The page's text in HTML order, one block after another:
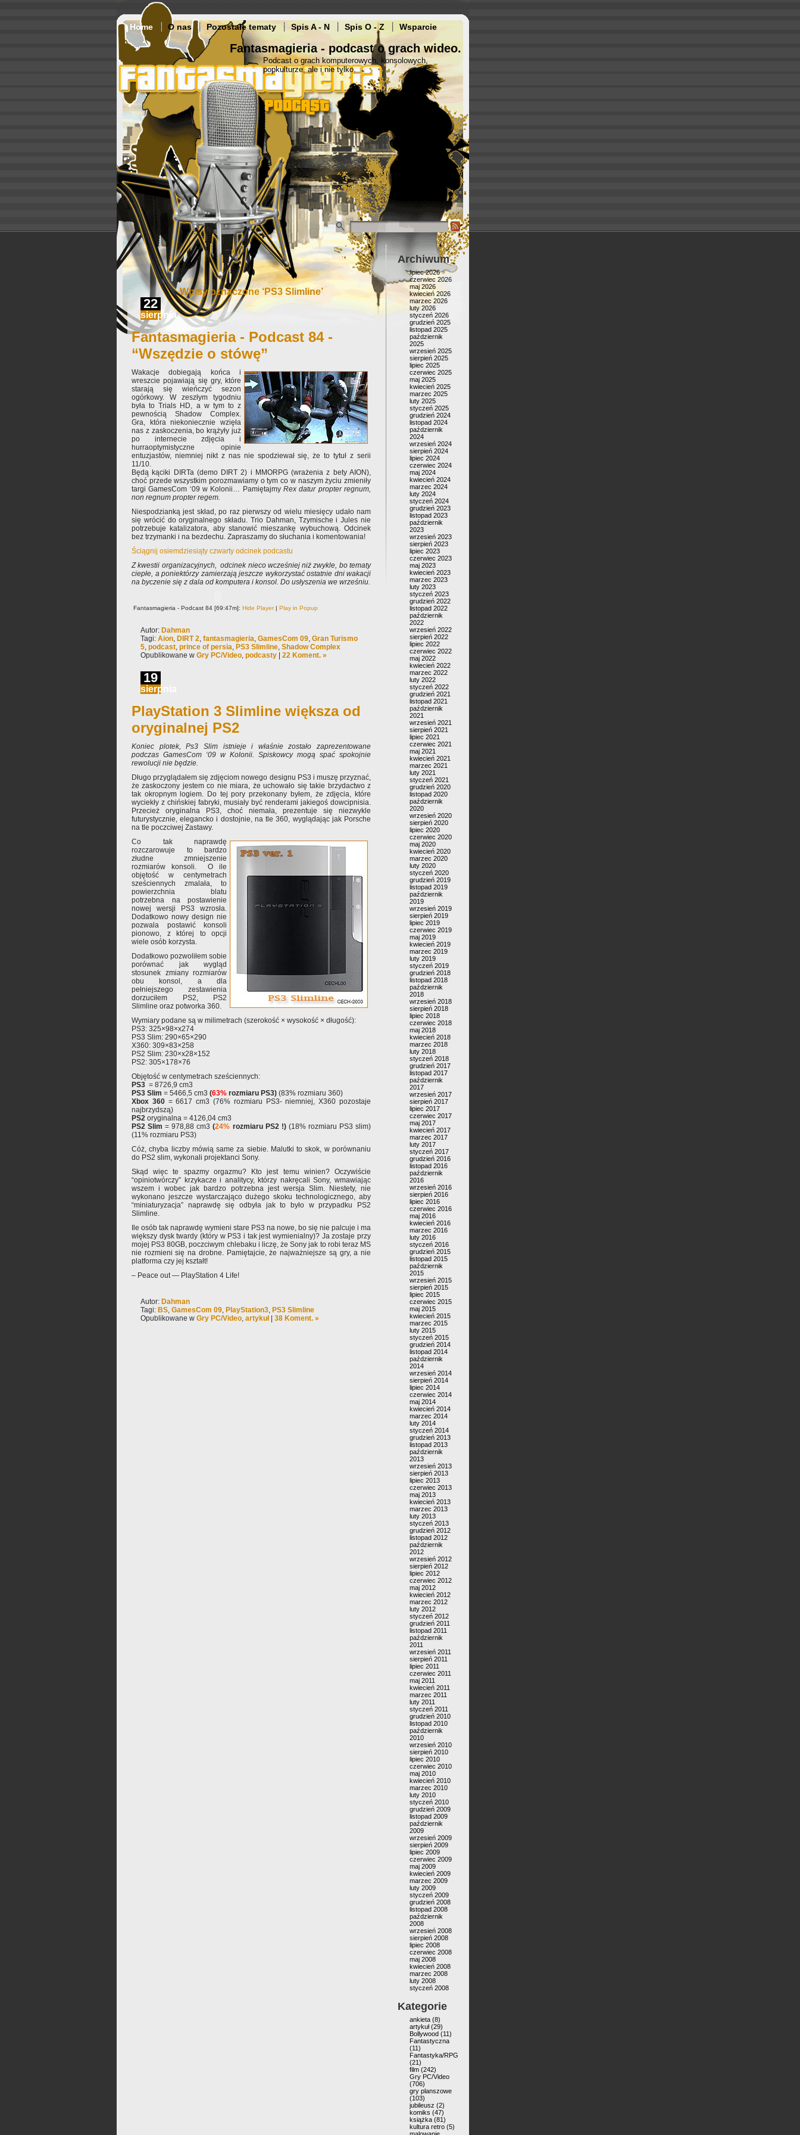
Home O nas Pozostałe tematy Spis A - N Spis O - Z Wsparcie
Fantasmagieria - podcast o grach wideo.
Podcast o grach komputerowych, konsolowych,
popkulturze, ale i nie tylko.
Wpisy oznaczone ‘PS3 Slimline’
22
sierpnia
Fantasmagieria - Podcast 84 -
“Wszędzie o stówę”
Wakacje dobiegają końca i
wreszcie pojawiają się gry, które
starają się wieńczyć sezon
ogórkowy. W zeszłym tygodniu
była to Trials HD, a w tym to z
pewnością Shadow Complex.
Gra, która niekoniecznie wzięła
nas z zaskoczenia, bo krążyły już
po internecie zdjęcia i
hurraoptymistyczne opinie
entuzjastów, niemniej nikt z nas nie spodziewał się, że to tytuł z serii
11/10.
Będą kąciki DIRTa (demo DIRT 2) i MMORPG (wrażenia z bety AION),
choć przede wszystkim porozmawiamy o tym co w naszym życiu zmieniły
targi GamesCom ‘09 w Kolonii… Pamiętajmy Rex datur propter regnum,
non regnum propter regem.
Niespodzianką jest skład, po raz pierwszy od wielu miesięcy udało nam
się wrócić do oryginalnego składu. Trio Dahman, Tzymische i Jules nie
potrzebuje katalizatora, aby stanowić mieszankę wybuchową. Odcinek
bez trzymanki i na bezdechu. Zapraszamy do słuchania i komentowania!
Ściągnij osiemdziesiąty czwarty odcinek podcastu
Z kwestii organizacyjnych, odcinek nieco wcześniej niż zwykle, bo tematy
ciepłe, a poniektórzy zamierzają jeszcze wykorzystać ostatnie dni wakacji
na byczenie się z dala od komputera i konsol. Do usłyszenia we wrześniu.
Fantasmagieria - Podcast 84 [69:47m]: Hide Player| Play in Popup
Autor: Dahman
Tagi: Aion, DIRT 2, fantasmagieria, GamesCom 09, Gran Turismo
5, podcast, prince of persia, PS3 Slimline, Shadow Complex
Opublikowane w Gry PC/Video, podcasty 22 Koment. »
19
sierpnia
PlayStation 3 Slimline większa od
oryginalnej PS2
Koniec plotek, Ps3 Slim istnieje i właśnie zostało zaprezentowane
podczas GamesCom ‘09 w Kolonii. Spiskowcy mogą spać spokojnie
rewolucji nie będzie.
Długo przyglądałem się zdjęciom nowego designu PS3 i muszę przyznać,
że zaskoczony jestem co nie miara, że uchowało się takie brzydactwo z
tak okropnym logiem. Do tej pory przekonany byłem, że zdjęcia, które
wyciekły z chińskiej fabryki, musiały być renderami jakiegoś dowcipnisia.
Przecież oryginalna PS3, choć niemała, prezentuje się niezwykle
futurystycznie, elegancko i dostojnie, na tle 360, wyglądając jak Porsche
na tle poczciwej Zastawy.
Co tak naprawdę
rozczarowuje to bardzo
złudne zmniejszenie
rozmiarów konsoli. O ile
objętość w centymetrach
sześciennych zmalała, to
powierzchnia blatu
potrzebna na postawienie
nowej wersji PS3 wzrosła.
Dodatkowo nowy design nie
pozwala postawić konsoli
pionowo, z której to opcji
wiele osób korzysta.
Dodatkowo pozwoliłem sobie
porównać jak wygląd
stosunek zmiany rozmiarów
obu konsol, a dla
pełniejszego zestawienia
dorzuciłem PS2, PS2
Slimline oraz potworka 360.
Wymiary podane są w milimetrach (szerokość × wysokość × długość):
PS3: 325×98×x274
PS3 Slim: 290×65×290
X360: 309×83×258
PS2 Slim: 230×x28×152
PS2: 305×178×76
Objętość w centymetrach sześciennych:
PS3 = 8726,9 cm3
PS3 Slim = 5466,5 cm3 (63% rozmiaru PS3) (83% rozmiaru 360)
Xbox 360= 6617 cm3 (76% rozmiaru PS3- niemniej, X360 pozostaje
najbrzydszą)
PS2 oryginalna = 4126,04 cm3
PS2 Slim = 978,88 cm3(24% rozmiaru PS2 !)(18% rozmiaru PS3 slim)
(11% rozmiaru PS3)
Cóż, chyba liczby mówią same za siebie. Malutki to skok, w porównaniu
do PS2 slim, wykonali projektanci Sony.
Skąd więc te spazmy orgazmu? Kto jest temu winien? Oczywiście
“opiniotwórczy” krzykacze i analitycy, którzy nakręcali Sony, wmawiając
wszem i wobec jak bardzo potrzebna jest wersja Slim. Niestety, nie
wykonano jeszcze wystarczająco dużego skoku technologicznego, aby
“miniaturyzacja” naprawdę się odbyła jak to było w przypadku PS2
Slimline.
Ile osób tak naprawdę wymieni stare PS3 na nowe, bo się nie palcuje i ma
większy dysk twardy (który w PS3 i tak jest wymienialny)? Ja zostaje przy
mojej PS3 80GB, poczciwym chlebaku i liczę, że Sony jak to robi teraz MS
nie rozmieni się na drobne. Pamiętajcie, że najważniejsze są gry, a nie
platforma czy jej kształt!
– Peace out — PlayStation 4 Life!
Autor: Dahman
Tagi: BS, GamesCom 09, PlayStation3, PS3 Slimline
Opublikowane w Gry PC/Video, artykuł| 38 Koment. »
Archiwum
lipiec 2026
czerwiec 2026
maj 2026
kwiecień 2026
marzec 2026
luty 2026
styczeń 2026
grudzień 2025
listopad 2025
październik
2025
wrzesień 2025
sierpień 2025
lipiec 2025
czerwiec 2025
maj 2025
kwiecień 2025
marzec 2025
luty 2025
styczeń 2025
grudzień 2024
listopad 2024
październik
2024
wrzesień 2024
sierpień 2024
lipiec 2024
czerwiec 2024
maj 2024
kwiecień 2024
marzec 2024
luty 2024
styczeń 2024
grudzień 2023
listopad 2023
październik
2023
wrzesień 2023
sierpień 2023
lipiec 2023
czerwiec 2023
maj 2023
kwiecień 2023
marzec 2023
luty 2023
styczeń 2023
grudzień 2022
listopad 2022
październik
2022
wrzesień 2022
sierpień 2022
lipiec 2022
czerwiec 2022
maj 2022
kwiecień 2022
marzec 2022
luty 2022
styczeń 2022
grudzień 2021
listopad 2021
październik
2021
wrzesień 2021
sierpień 2021
lipiec 2021
czerwiec 2021
maj 2021
kwiecień 2021
marzec 2021
luty 2021
styczeń 2021
grudzień 2020
listopad 2020
październik
2020
wrzesień 2020
sierpień 2020
lipiec 2020
czerwiec 2020
maj 2020
kwiecień 2020
marzec 2020
luty 2020
styczeń 2020
grudzień 2019
listopad 2019
październik
2019
wrzesień 2019
sierpień 2019
lipiec 2019
czerwiec 2019
maj 2019
kwiecień 2019
marzec 2019
luty 2019
styczeń 2019
grudzień 2018
listopad 2018
październik
2018
wrzesień 2018
sierpień 2018
lipiec 2018
czerwiec 2018
maj 2018
kwiecień 2018
marzec 2018
luty 2018
styczeń 2018
grudzień 2017
listopad 2017
październik
2017
wrzesień 2017
sierpień 2017
lipiec 2017
czerwiec 2017
maj 2017
kwiecień 2017
marzec 2017
luty 2017
styczeń 2017
grudzień 2016
listopad 2016
październik
2016
wrzesień 2016
sierpień 2016
lipiec 2016
czerwiec 2016
maj 2016
kwiecień 2016
marzec 2016
luty 2016
styczeń 2016
grudzień 2015
listopad 2015
październik
2015
wrzesień 2015
sierpień 2015
lipiec 2015
czerwiec 2015
maj 2015
kwiecień 2015
marzec 2015
luty 2015
styczeń 2015
grudzień 2014
listopad 2014
październik
2014
wrzesień 2014
sierpień 2014
lipiec 2014
czerwiec 2014
maj 2014
kwiecień 2014
marzec 2014
luty 2014
styczeń 2014
grudzień 2013
listopad 2013
październik
2013
wrzesień 2013
sierpień 2013
lipiec 2013
czerwiec 2013
maj 2013
kwiecień 2013
marzec 2013
luty 2013
styczeń 2013
grudzień 2012
listopad 2012
październik
2012
wrzesień 2012
sierpień 2012
lipiec 2012
czerwiec 2012
maj 2012
kwiecień 2012
marzec 2012
luty 2012
styczeń 2012
grudzień 2011
listopad 2011
październik
2011
wrzesień 2011
sierpień 2011
lipiec 2011
czerwiec 2011
maj 2011
kwiecień 2011
marzec 2011
luty 2011
styczeń 2011
grudzień 2010
listopad 2010
październik
2010
wrzesień 2010
sierpień 2010
lipiec 2010
czerwiec 2010
maj 2010
kwiecień 2010
marzec 2010
luty 2010
styczeń 2010
grudzień 2009
listopad 2009
październik
2009
wrzesień 2009
sierpień 2009
lipiec 2009
czerwiec 2009
maj 2009
kwiecień 2009
marzec 2009
luty 2009
styczeń 2009
grudzień 2008
listopad 2008
październik
2008
wrzesień 2008
sierpień 2008
lipiec 2008
czerwiec 2008
maj 2008
kwiecień 2008
marzec 2008
luty 2008
styczeń 2008
Kategorie
ankieta (8)
artykuł(29)
Bollywood (11)
Fantastyczna
(11)
Fantastyka/RPG
(21)
film (242)
Gry PC/Video
(706)
gry planszowe
(103)
jubileusz (2)
komiks (47)
książka (81)
kultura retro (5)